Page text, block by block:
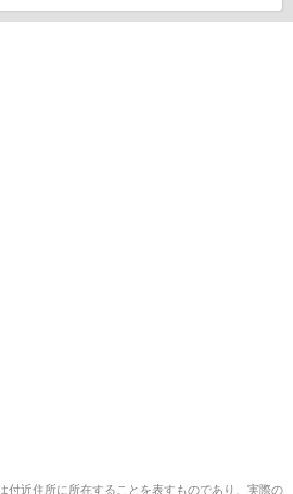
近住所に所在することを表すものであり、実際の